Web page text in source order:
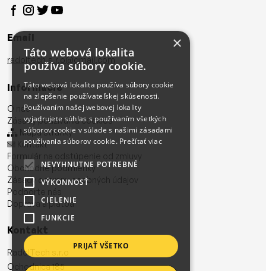
Email
radoltech.s.r.o@gmail.com
Informácie
O nás
Zásady používania cookies
Mapa stránky
Kontakt
Formulár na odstúpenie od zmluvy
Obchodné podmienky
Zásady ochrany osobných údajov
Podporte nás
Doprava a platba
Kontakt
RadolTech s.r.o
Ochodnica 185
×
Táto webová lokalita
používa súbory cookie.
Táto webová lokalita používa súbory cookie
na zlepšenie používateľskej skúsenosti.
Používaním našej webovej lokality
vyjadrujete súhlas s používaním všetkých
súborov cookie v súlade s našimi zásadami
používania súborov cookie. Prečítať viac
NEVYHNUTNE POTREBNÉ
VÝKONNOSŤ
CIELENIE
FUNKCIE
PRIJAŤ VŠETKO